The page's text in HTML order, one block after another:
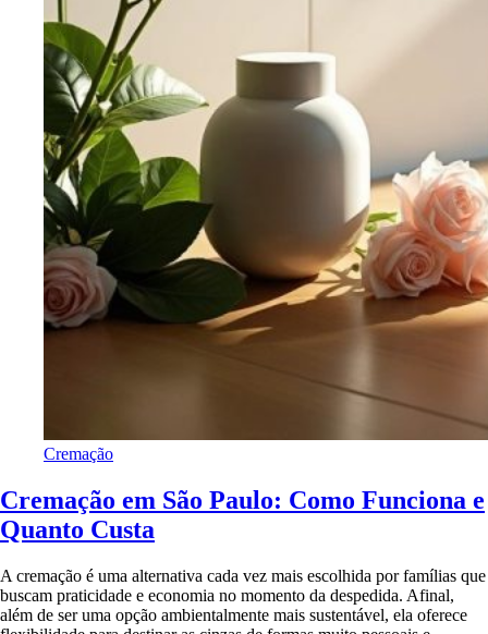
Cremação
Cremação em São Paulo: Como Funciona e
Quanto Custa
A cremação é uma alternativa cada vez mais escolhida por famílias que
buscam praticidade e economia no momento da despedida. Afinal,
além de ser uma opção ambientalmente mais sustentável, ela oferece